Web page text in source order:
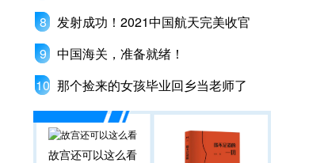
发射成功！2021中国航天完美收官
中国海关，准备就绪！
那个捡来的女孩毕业回乡当老师了
故宫还可以这么看